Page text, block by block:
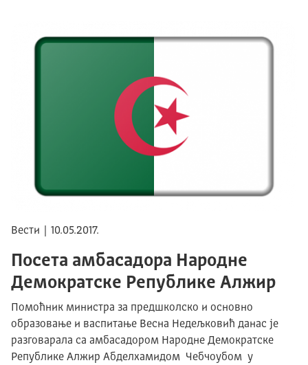
Вести | 10.05.2017.
Посета амбасадора Народне
Демократске Републике Алжир
Помоћник министра за предшколско и основно
образовање и васпитање Весна Недељковић данас је
разговарала са амбасадором Народне Демократске
Републике Алжир Абделхамидом Чебчоубом у